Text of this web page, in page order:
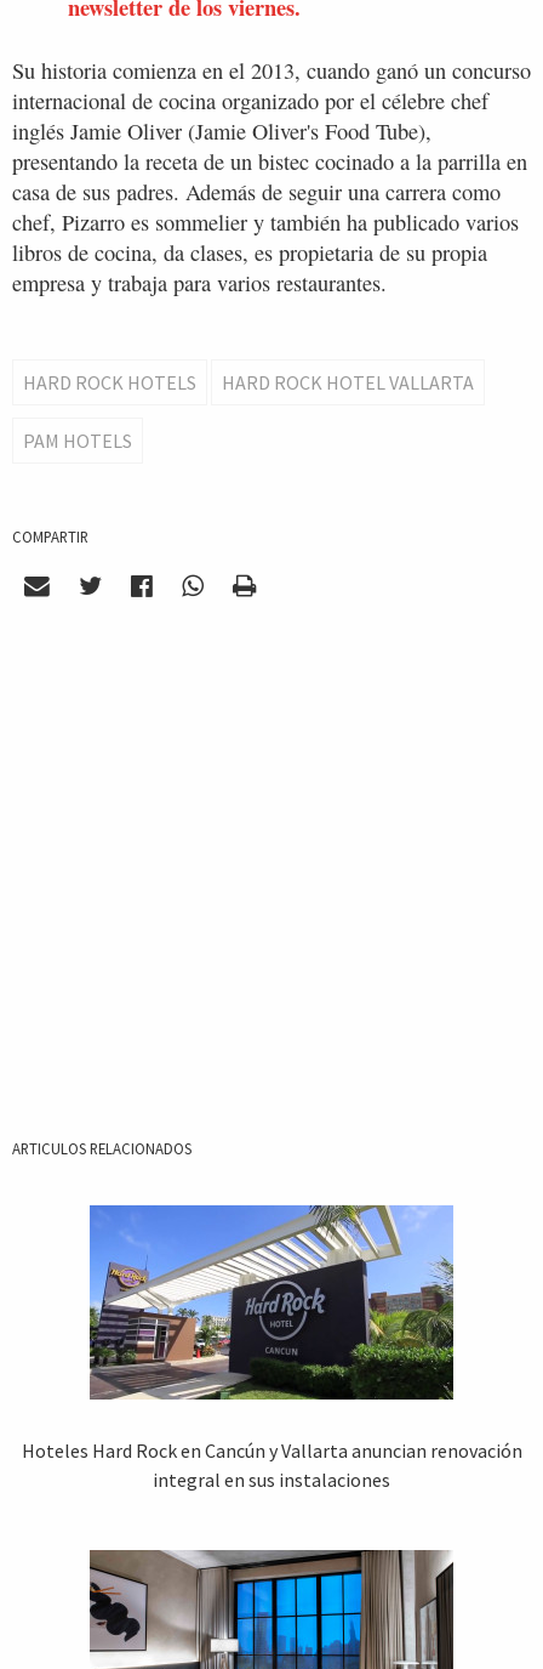
newsletter de los viernes.
Su historia comienza en el 2013, cuando ganó un concurso
internacional de cocina organizado por el célebre chef
inglés Jamie Oliver (Jamie Oliver's Food Tube),
presentando la receta de un bistec cocinado a la parrilla en
casa de sus padres. Además de seguir una carrera como
chef, Pizarro es sommelier y también ha publicado varios
libros de cocina, da clases, es propietaria de su propia
empresa y trabaja para varios restaurantes.
HARD ROCK HOTELS HARD ROCK HOTEL VALLARTA
PAM HOTELS
COMPARTIR
ARTICULOS RELACIONADOS
Hoteles Hard Rock en Cancún y Vallarta anuncian renovación
integral en sus instalaciones